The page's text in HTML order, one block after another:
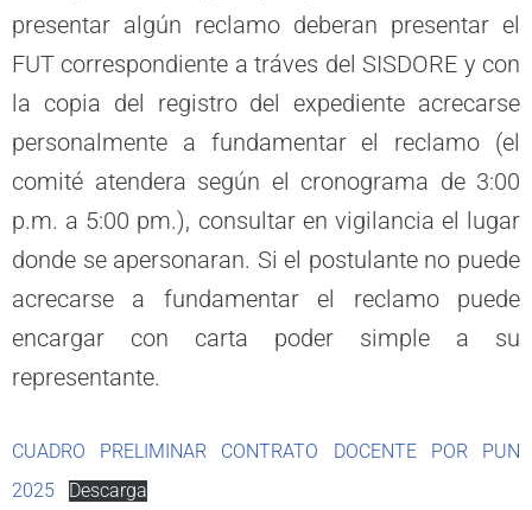
presentar algún reclamo deberan presentar el
FUT correspondiente a tráves del SISDORE y con
la copia del registro del expediente acrecarse
personalmente a fundamentar el reclamo (el
comité atendera según el cronograma de 3:00
p.m. a 5:00 pm.), consultar en vigilancia el lugar
donde se apersonaran. Si el postulante no puede
acrecarse a fundamentar el reclamo puede
encargar con carta poder simple a su
representante.
CUADRO PRELIMINAR CONTRATO DOCENTE POR PUN
2025
Descarga